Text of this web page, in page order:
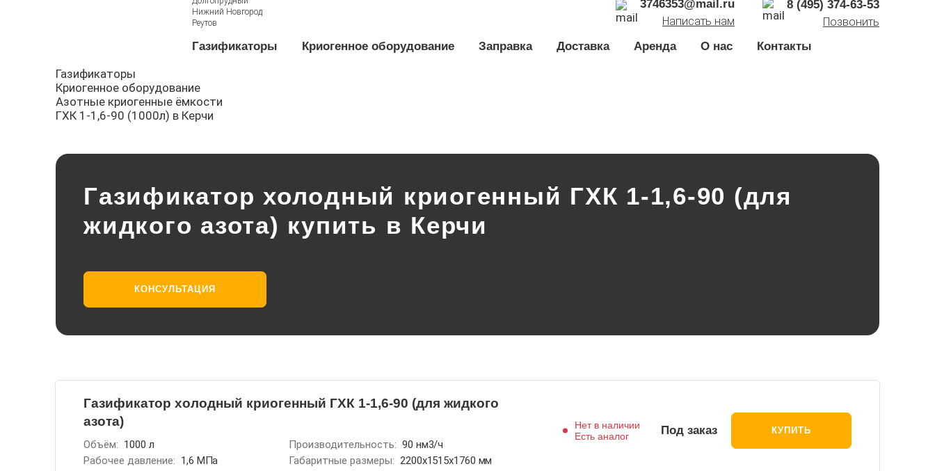
Нижний Новгород
Реутов
3746353@mail.ru
Написать нам
8 (495) 374-63-53
Позвонить
Газификаторы
Криогенное оборудование Заправка Доставка Аренда О нас Контакты
Газификаторы
Криогенное оборудование
Азотные криогенные ёмкости
ГХК 1-1,6-90 (1000л) в Керчи
Газификатор холодный криогенный ГХК 1-1,6-90 (для
жидкого азота) купить в Керчи
КОНСУЛЬТАЦИЯ
Газификатор холодный криогенный ГХК 1-1,6-90 (для жидкого
азота)
Объём: 1000 л Производительность: 90 нм3/ч
Рабочее давление: 1,6 МПа Габаритные размеры: 2200x1515x1760 мм
Нет в наличии
Есть аналог
Под заказ КУПИТЬ